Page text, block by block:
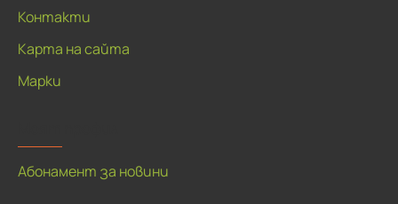
Контакти
Карта на сайта
Марки
Абонамент за новини